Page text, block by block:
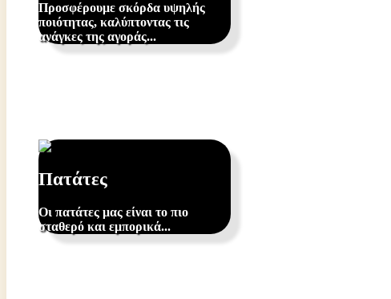
Προσφέρουμε σκόρδα υψηλής
ποιότητας, καλύπτοντας τις
ανάγκες της αγοράς...
Πατάτες
Οι πατάτες μας είναι το πιο
σταθερό και εμπορικά...